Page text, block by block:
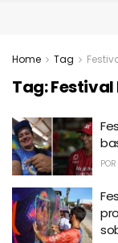
Home Tag
Tag:
POR